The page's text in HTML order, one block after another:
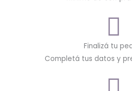
Finalizá tu
Completá tus datos y